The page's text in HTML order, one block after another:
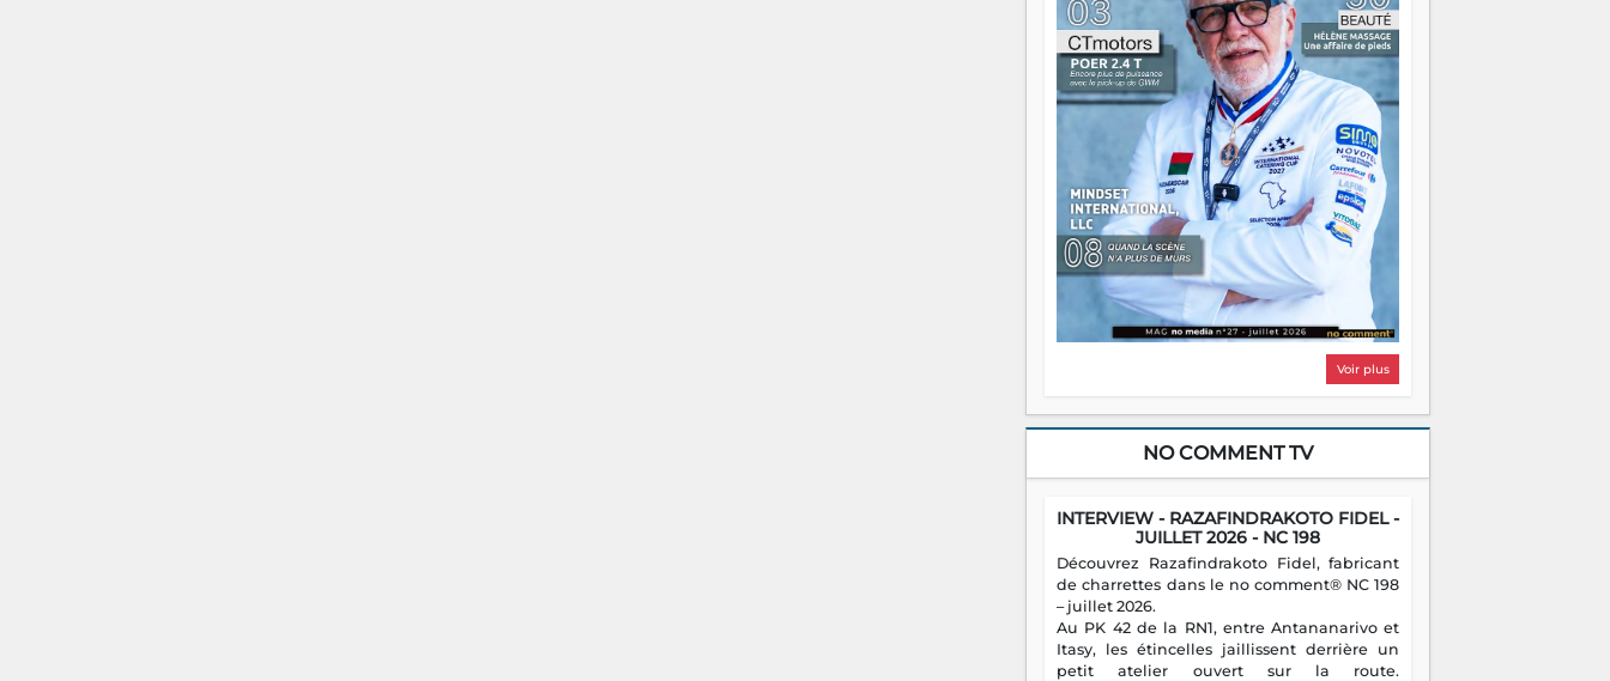
rentrer chez soi satisfait. Mais ce serait
passer à côté d'une chose essentielle. La
fougue, ça brûle fort — et parfois, ça brûle
vite. Une flamme sans direction peut
éclairer autant qu'elle peut consumer. C'est
là que les aînés entrent en scène — pas
pour reprendre le gouvernail, mais pour
montrer où sont les récifs. Les jeunes ont la
force, les vieux ont l'expérience, comme on
dit. Ce n'est pas un combat de générations
— c'est une question d'équipage. Partagez
vos réussites, mais aussi vos échecs. Surtout
vos échecs, d'ailleurs — ils enseignent
mieux que n'importe quel manuel. À
Madagascar, la barque avance. Il faut juste
s'assurer que tout le monde rame dans le
Voir plus
NO COMMENT TV
INTERVIEW - RAZAFINDRAKOTO FIDEL -
JUILLET 2026 - NC 198
Découvrez Razafindrakoto Fidel, fabricant
de charrettes dans le no comment® NC 198
– juillet 2026.
Au PK 42 de la RN1, entre Antananarivo et
Itasy, les étincelles jaillissent derrière un
petit atelier ouvert sur la route.